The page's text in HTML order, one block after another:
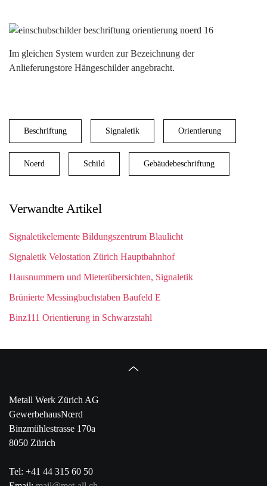
Im gleichen System wurden zur Bezeichnung der
Anlieferungstore Hängeschilder angebracht.
Beschriftung Signaletik Orientierung
Noerd Schild Gebäudebeschriftung
Verwandte Artikel
Signaletikelemente Bildungszentrum Blaulicht
Signaletik Velostation Zürich Hauptbahnhof
Hausnummern und Mieterübersichten, Signaletik
Brünierte Messingbuchstaben Baufeld E
Binz111 Orientierung in Schwarzstahl
Metall Werk Zürich AG
GewerbehausNœrd
Binzmühlestrasse 170a
8050 Zürich
Tel: +41 44 315 60 50